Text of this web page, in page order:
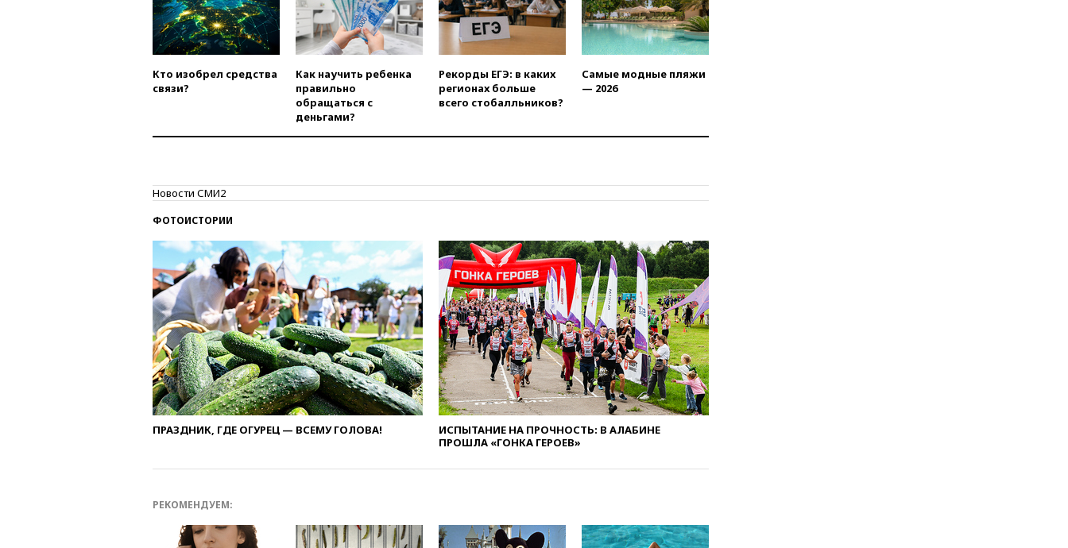
вчера, 22:28Отказаться от
российского гражданства
станет значительно дороже
гвардейскую десантно-
штурмовую дивизию
легендарной
вчера, 21:58Генпрокуратура
вчера, 21:35«Аэрофлот»
отменяет часть рейсов в Сочи
и Геленджик
вчера, 21:25Руслан Терновой
выиграл золото чемпионата
Европы в прыжках с 10-
метровой вышки
вчера, 21:10РФ не получала
обращений о прекращении
концессии строительства ж/д
в Армении
вчера, 21:00В России вновь
онлайн-продаже алкоголя
Армению
Кто изобрел средства
связи?
Как научить ребенка
правильно
обращаться с
деньгами?
Рекорды ЕГЭ: в каких
регионах больше
всего стобалльников?
Самые модные пляжи
— 2026
Новости СМИ2
ФОТОИСТОРИИ
ПРАЗДНИК, ГДЕ ОГУРЕЦ — ВСЕМУ ГОЛОВА!
ИСПЫТАНИЕ НА ПРОЧНОСТЬ: В АЛАБИНЕ
ПРОШЛА «ГОНКА ГЕРОЕВ»
РЕКОМЕНДУЕМ: